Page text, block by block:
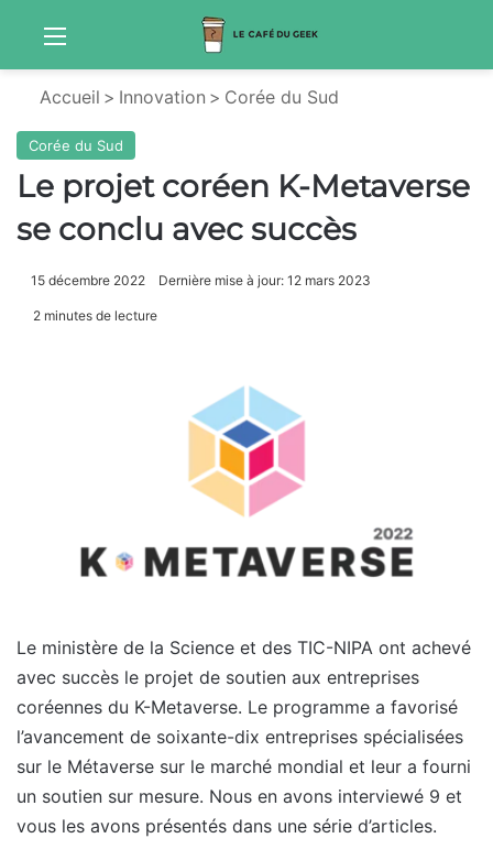
Menu
Accueil > Innovation > Corée du Sud
Corée du Sud
Le projet coréen K-Metaverse
se conclu avec succès
15 décembre 2022 Dernière mise à jour: 12 mars 2023
2 minutes de lecture
Le ministère de la Science et des TIC-NIPA ont achevé
avec succès le projet de soutien aux entreprises
coréennes du K-Metaverse. Le programme a favorisé
l’avancement de soixante-dix entreprises spécialisées
sur le Métaverse sur le marché mondial et leur a fourni
un soutien sur mesure. Nous en avons interviewé 9 et
vous les avons présentés dans une série d’articles.